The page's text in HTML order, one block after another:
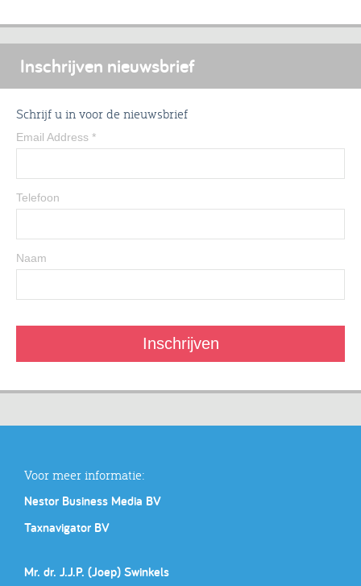
Inschrijven nieuwsbrief
Schrijf u in voor de nieuwsbrief
Email Address *
Telefoon
Naam
Voor meer informatie:
Nestor Business Media BV
Taxnavigator BV
Mr. dr. J.J.P. (Joep) Swinkels